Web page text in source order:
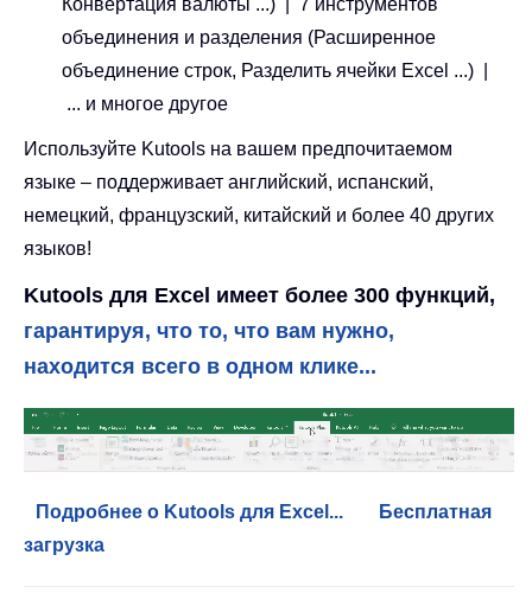
Конвертация валюты ...) | 7 инструментов
объединения и разделения (Расширенное
объединение строк, Разделить ячейки Excel ...) |
... и многое другое
Используйте Kutools на вашем предпочитаемом
языке – поддерживает английский, испанский,
немецкий, французский, китайский и более 40 других
языков!
Kutools для Excel имеет более 300 функций,
гарантируя, что то, что вам нужно,
находится всего в одном клике...
Подробнее о Kutools для Excel...
Бесплатная
загрузка